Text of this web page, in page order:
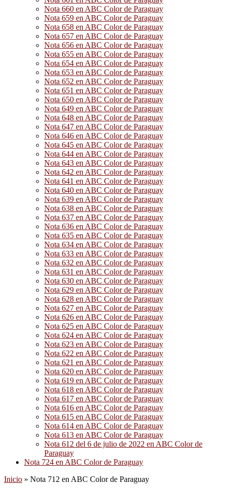
Nota 660 en ABC Color de Paraguay
Nota 659 en ABC Color de Paraguay
Nota 658 en ABC Color de Paraguay
Nota 657 en ABC Color de Paraguay
Nota 656 en ABC Color de Paraguay
Nota 655 en ABC Color de Paraguay
Nota 654 en ABC Color de Paraguay
Nota 653 en ABC Color de Paraguay
Nota 652 en ABC Color de Paraguay
Nota 651 en ABC Color de Paraguay
Nota 650 en ABC Color de Paraguay
Nota 649 en ABC Color de Paraguay
Nota 648 en ABC Color de Paraguay
Nota 647 en ABC Color de Paraguay
Nota 646 en ABC Color de Paraguay
Nota 645 en ABC Color de Paraguay
Nota 644 en ABC Color de Paraguay
Nota 643 en ABC Color de Paraguay
Nota 642 en ABC Color de Paraguay
Nota 641 en ABC Color de Paraguay
Nota 640 en ABC Color de Paraguay
Nota 639 en ABC Color de Paraguay
Nota 638 en ABC Color de Paraguay
Nota 637 en ABC Color de Paraguay
Nota 636 en ABC Color de Paraguay
Nota 635 en ABC Color de Paraguay
Nota 634 en ABC Color de Paraguay
Nota 633 en ABC Color de Paraguay
Nota 632 en ABC Color de Paraguay
Nota 631 en ABC Color de Paraguay
Nota 630 en ABC Color de Paraguay
Nota 629 en ABC Color de Paraguay
Nota 628 en ABC Color de Paraguay
Nota 627 en ABC Color de Paraguay
Nota 626 en ABC Color de Paraguay
Nota 625 en ABC Color de Paraguay
Nota 624 en ABC Color de Paraguay
Nota 623 en ABC Color de Paraguay
Nota 622 en ABC Color de Paraguay
Nota 621 en ABC Color de Paraguay
Nota 620 en ABC Color de Paraguay
Nota 619 en ABC Color de Paraguay
Nota 618 en ABC Color de Paraguay
Nota 617 en ABC Color de Paraguay
Nota 616 en ABC Color de Paraguay
Nota 615 en ABC Color de Paraguay
Nota 614 en ABC Color de Paraguay
Nota 613 en ABC Color de Paraguay
Nota 612 del 6 de julio de 2022 en ABC Color de
Paraguay
Nota 724 en ABC Color de Paraguay
Inicio » Nota 712 en ABC Color de Paraguay